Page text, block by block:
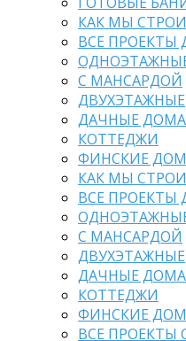
КАК МЫ
ВСЕ ПРОЕКТЫ
С МАНСАРДОЙ
ДВУХЭТАЖНЫЕ
ДАЧНЫЕ ДОМА
КОТТЕДЖИ
ФИНСКИЕ
КАК МЫ
ВСЕ ПРОЕКТЫ
С МАНСАРДОЙ
ДВУХЭТАЖНЫЕ
ДАЧНЫЕ ДОМА
КОТТЕДЖИ
ФИНСКИЕ
ВСЕ ПРОЕКТЫ